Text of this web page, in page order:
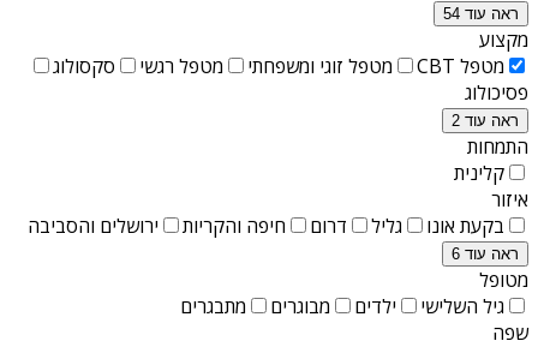
ראה עוד 54
מקצוע
מטפל CBT
מטפל זוגי ומשפחתי מטפל רגשי
סקסולוג
פסיכולוג
ראה עוד 2
התמחות
קלינית
איזור
בקעת אונו
גליל דרום חיפה והקריות ירושלים והסביבה
ראה עוד 6
מטופל
גיל השלישי
ילדים מבוגרים
מתבגרים
שפה